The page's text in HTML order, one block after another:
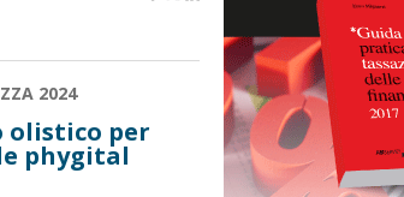
2024
olistico per
phygital